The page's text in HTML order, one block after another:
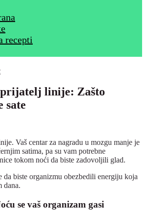
recepti
linije: Zašto
sate
Vaš centar za nagradu u mozgu manje je
satima, pa su vam potrebne
tokom noći da biste zadovoljili glad.
da biste organizmu obezbedili energiju koja
dana.
se vaš organizam gasi